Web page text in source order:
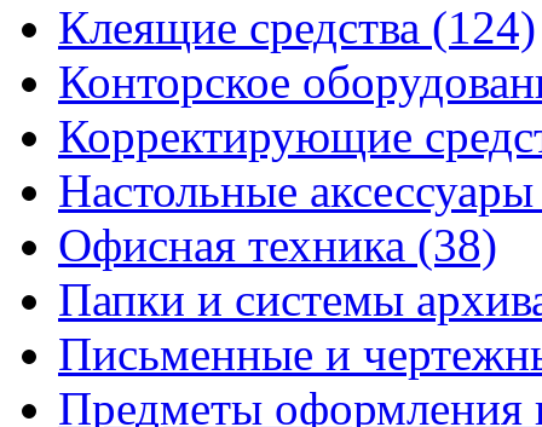
Клеящие средства (124)
Конторское
Корректирующие
Настольные
Офисная техника (38)
Папки и системы
Письменные и
Предметы оформления